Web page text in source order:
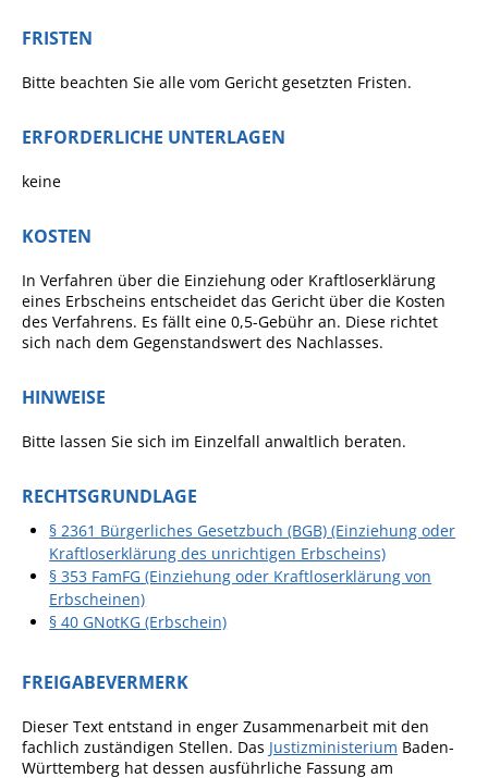
Behördenwegweiser
Formulare
Wissenswertes/Service
Gutachterausschuss
Gleichstellung
Selbstbestimmung
Wohnungssicherung
Öffentliche
Bekanntmachungen
FRISTEN
Bitte beachten Sie alle vom Gericht gesetzten Fristen.
ERFORDERLICHE UNTERLAGEN
keine
KOSTEN
In Verfahren über die Einziehung oder Kraftloserklärung
eines Erbscheins entscheidet das Gericht über die Kosten
des Verfahrens. Es fällt eine 0,5-Gebühr an. Diese richtet
sich nach dem Gegenstandswert des Nachlasses.
HINWEISE
Bitte lassen Sie sich im Einzelfall anwaltlich beraten.
RECHTSGRUNDLAGE
§ 2361 Bürgerliches Gesetzbuch (BGB) (Einziehung oder
Kraftloserklärung des unrichtigen Erbscheins)
§ 353 FamFG (Einziehung oder Kraftloserklärung von
Erbscheinen)
§ 40 GNotKG (Erbschein)
FREIGABEVERMERK
Dieser Text entstand in enger Zusammenarbeit mit den
fachlich zuständigen Stellen. Das Justizministerium Baden-
Württemberg hat dessen ausführliche Fassung am